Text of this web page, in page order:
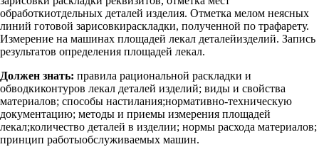
обработкиотдельных деталей изделия. Отметка мелом неясных
линий готовой зарисовкираскладки, полученной по трафарету.
Измерение на машинах площадей лекал деталейизделий. Запись
результатов определения площадей лекал.
Должен знать: правила рациональной раскладки и
обводкиконтуров лекал деталей изделий; виды и свойства
материалов; способы настилания;нормативно-техническую
документацию; методы и приемы измерения площадей
лекал;количество деталей в изделии; нормы расхода материалов;
принцип работыобслуживаемых машин.